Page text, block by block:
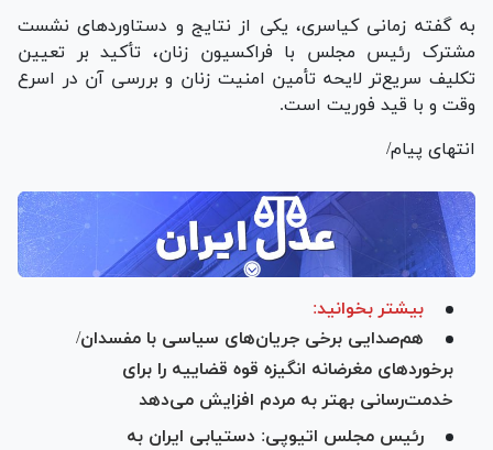
به گفته زمانی کیاسری، یکی از نتایج و دستاورد‌های نشست
مشترک رئیس مجلس با فراکسیون زنان، تأکید بر تعیین
تکلیف سریع‌تر لایحه تأمین امنیت زنان و بررسی آن در اسرع
وقت و با قید فوریت است.
انتهای پیام/
بیشتر بخوانید:
هم‌صدایی برخی جریان‌های سیاسی با مفسدان/
برخورد‌های مغرضانه انگیزه قوه قضاییه را برای
خدمت‌رسانی بهتر به مردم افزایش می‌دهد
رئیس مجلس اتیوپی: دستیابی ایران به